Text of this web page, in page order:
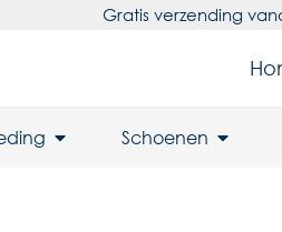
Gratis verzending
Schoenen